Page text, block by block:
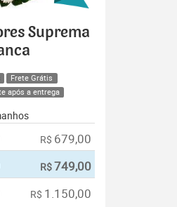
Suprema
Frete Grátis
após a entrega
R$ 679,00
R$749,00
R$ 1.150,00